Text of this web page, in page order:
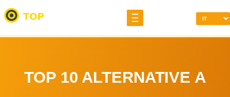
TOP 10 ALTERNATIVE A